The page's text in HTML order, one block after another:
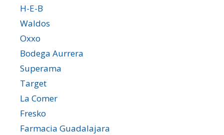
H-E-B
Waldos
Oxxo
Bodega Aurrera
Superama
Target
La Comer
Fresko
Farmacia Guadalajara